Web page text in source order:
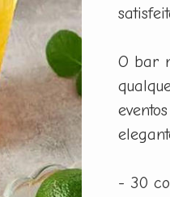
O bar
- 30